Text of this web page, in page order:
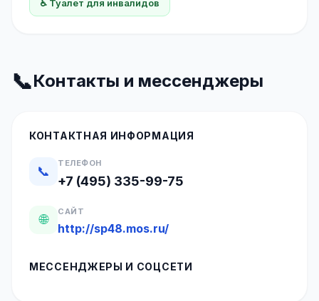
♿ Туалет для инвалидов
📞Контакты и мессенджеры
КОНТАКТНАЯ ИНФОРМАЦИЯ
📞
ТЕЛЕФОН
+7 (495) 335-99-75
🌐
САЙТ
http://sp48.mos.ru/
МЕССЕНДЖЕРЫ И СОЦСЕТИ